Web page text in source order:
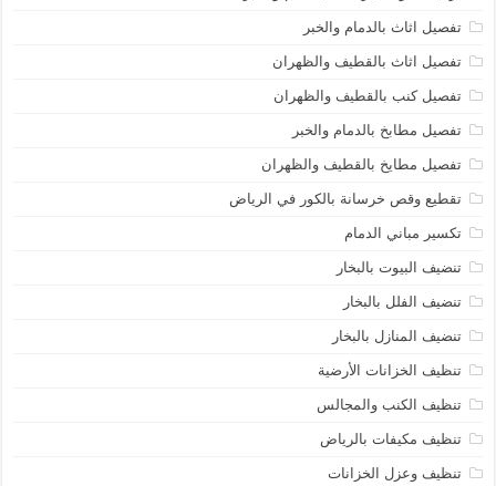
تفصيل اثاث بالدمام والخبر
تفصيل اثاث بالقطيف والظهران
تفصيل كنب بالقطيف والظهران
تفصيل مطابخ بالدمام والخبر
تفصيل مطايخ بالقطيف والظهران
تقطيع وقص خرسانة بالكور في الرياض
تكسير مباني الدمام
تنضيف البيوت بالبخار
تنضيف الفلل بالبخار
تنضيف المنازل بالبخار
تنظيف الخزانات الأرضية
تنظيف الكنب والمجالس
تنظيف مكيفات بالرياض
تنظيف وعزل الخزانات